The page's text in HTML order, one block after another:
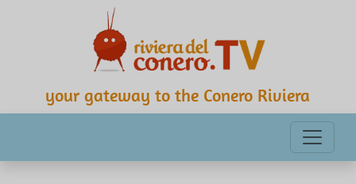
your gateway to the Conero Riviera